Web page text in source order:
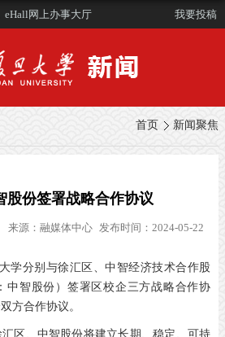
eHall网上办事大厅 我要投稿
首页 新闻聚焦
股份签署战略合作协议
来源： 融媒体中心 发布时间：2024-05-22
学分别与徐汇区、中智经济技术合作股
中智股份）签署区校企三方战略合作协
方合作协议。
区、中智股份将建立长期、稳定、可持